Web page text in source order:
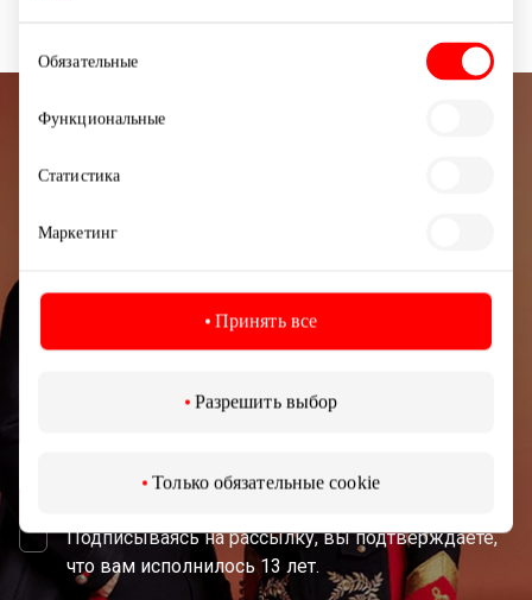
согласия
Обязательные
Функциональные
Статистика
Маркетинг
Принять все
Разрешить выбор
Только обязательные cookie
Подписывайтесь на рассылку
Узнайте первыми о лучших предложениях,
Подписываясь на рассылку, вы подтверждаете,
что вам исполнилось 13 лет.